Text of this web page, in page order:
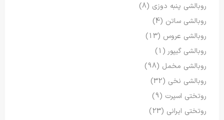
روبالشی پنبه دوزی (8)
روبالشی ساتن (4)
روبالشی عروس (13)
روبالشی گیپور (1)
روبالشی مخمل (98)
روبالشی نخی (32)
روتختی اسپرت (9)
روتختی ایرانی (23)